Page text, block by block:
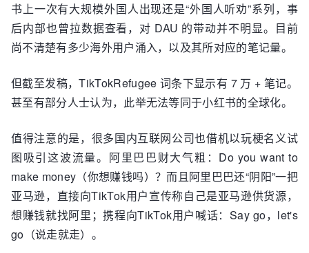
书上一次有大规模外国人出现还是“外国人听劝”系列，事
后内部也曾拉数据查看，对 DAU 的带动并不明显。目前
尚不清楚有多少海外用户涌入，以及其所对应的笔记量。
但截至发稿，TikTokRefugee 词条下显示有 7 万 + 笔记。
甚至有部分人士认为，此举无法等同于小红书的全球化。
值得注意的是，很多国内互联网公司也借机以玩梗名义试
图吸引这波流量。阿里巴巴财大气粗：Do you want to
make money（你想赚钱吗）？而且阿里巴巴还“阴阳”一把
亚马逊，直接向TikTok用户宣传称自己是亚马逊供货源，
想赚钱就找阿里；携程向TikTok用户喊话：Say go，let's
go（说走就走）。